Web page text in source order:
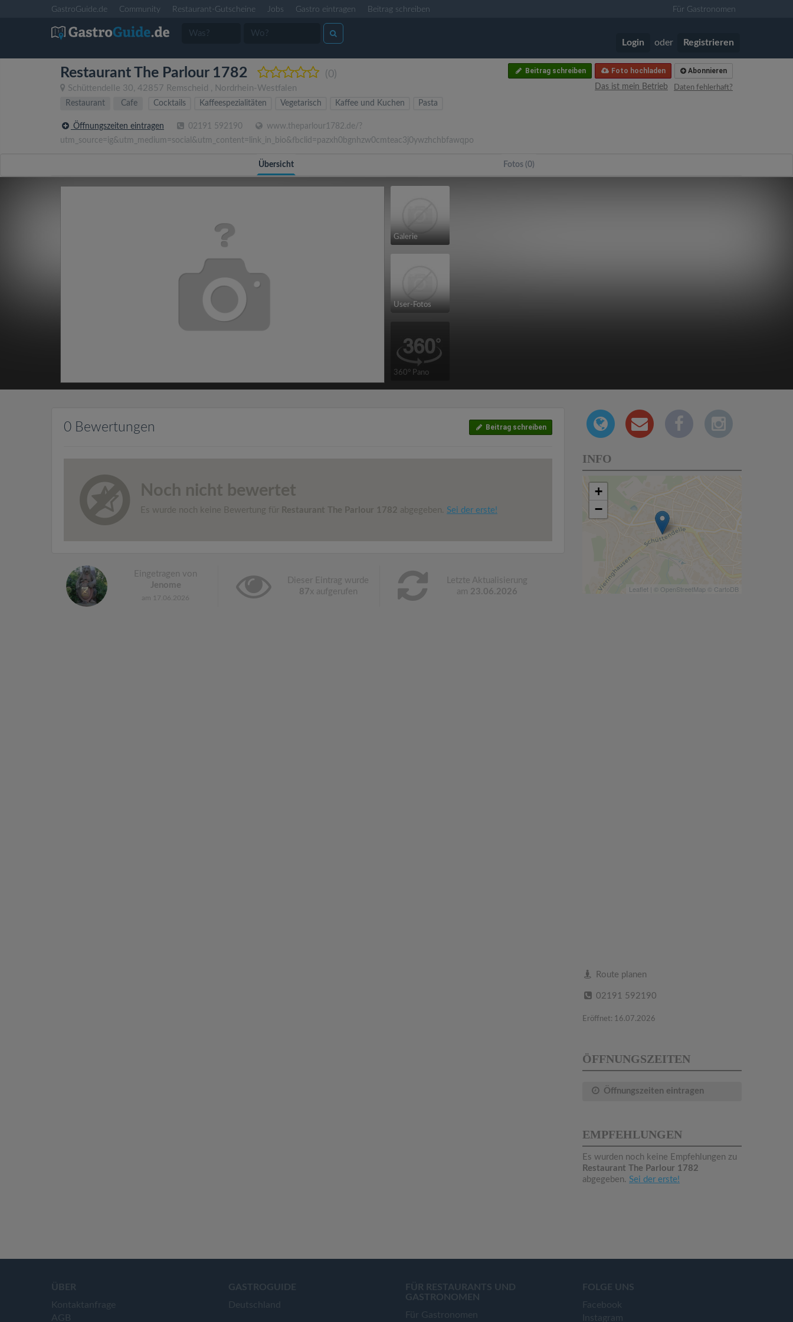
GastroGuide.de Community Restaurant-Gutscheine Jobs Gastro eintragen Beitrag schreiben Für Gastronomen
Login oder Registrieren
Restaurant The Parlour 1782 (0)
Schüttendelle 30, 42857 Remscheid , Nordrhein-Westfalen
Abonnieren
Foto hochladen
Beitrag schreiben
Daten fehlerhaft?
Das ist mein Betrieb
Restaurant
Cafe Cocktails Kaffeespezialitäten Vegetarisch Kaffee und Kuchen Pasta
Öffnungszeiten eintragen 02191 592190
www.theparlour1782.de/?
utm_source=ig&utm_medium=social&utm_content=link_in_bio&fbclid=pazxh0bgnhzw0cmteac3j0ywzhchbfawqpo
Übersicht Fotos (0)
Galerie
User-Fotos
360° Pano
0 Bewertungen Beitrag schreiben
Noch nicht bewertet
Es wurde noch keine Bewertung für Restaurant The Parlour 1782 abgegeben. Sei der erste!
Eingetragen von
Jenome
am 17.06.2026
Dieser Eintrag wurde
87x aufgerufen
Letzte Aktualisierung
am 23.06.2026
INFO
+
−
Leaflet | © OpenStreetMap © CartoDB
Route planen
02191 592190
Eröffnet: 16.07.2026
ÖFFNUNGSZEITEN
Öffnungszeiten eintragen
EMPFEHLUNGEN
Es wurden noch keine Empfehlungen zu
Restaurant The Parlour 1782
abgegeben. Sei der erste!
ÜBER
Kontaktanfrage
AGB
GASTROGUIDE
Deutschland
FÜR RESTAURANTS UND
GASTRONOMEN
Für Gastronomen
FOLGE UNS
Facebook
Instagram